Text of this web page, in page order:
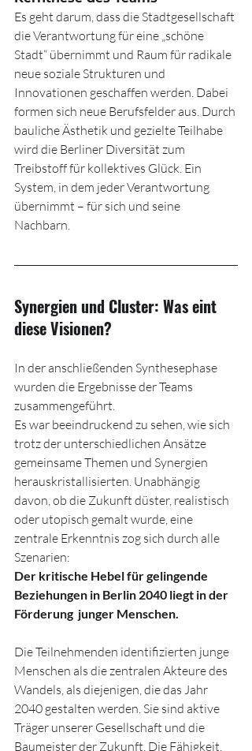
Es geht darum, dass die Stadtgesellschaft
die Verantwortung für eine „schöne
Stadt“ übernimmt und Raum für radikale
neue soziale Strukturen und
Innovationen geschaffen werden. Dabei
formen sich neue Berufsfelder aus. Durch
bauliche Ästhetik und gezielte Teilhabe
wird die Berliner Diversität zum
Treibstoff für kollektives Glück. Ein
System, in dem jeder Verantwortung
übernimmt – für sich und seine
Nachbarn.
Synergien und Cluster: Was eint
diese Visionen?
In der anschließenden Synthesephase
wurden die Ergebnisse der Teams
zusammengeführt.
Es war beeindruckend zu sehen, wie sich
trotz der unterschiedlichen Ansätze
gemeinsame Themen und Synergien
herauskristallisierten. Unabhängig
davon, ob die Zukunft düster, realistisch
oder utopisch gemalt wurde, eine
zentrale Erkenntnis zog sich durch alle
Szenarien:
Der kritische Hebel für gelingende
Beziehungen in Berlin 2040 liegt in der
Förderung  junger Menschen.
Die Teilnehmenden identifizierten junge
Menschen als die zentralen Akteure des
Wandels, als diejenigen, die das Jahr
2040 gestalten werden. Sie sind aktive
Träger unserer Gesellschaft und die
Baumeister der Zukunft. Die Fähigkeit,